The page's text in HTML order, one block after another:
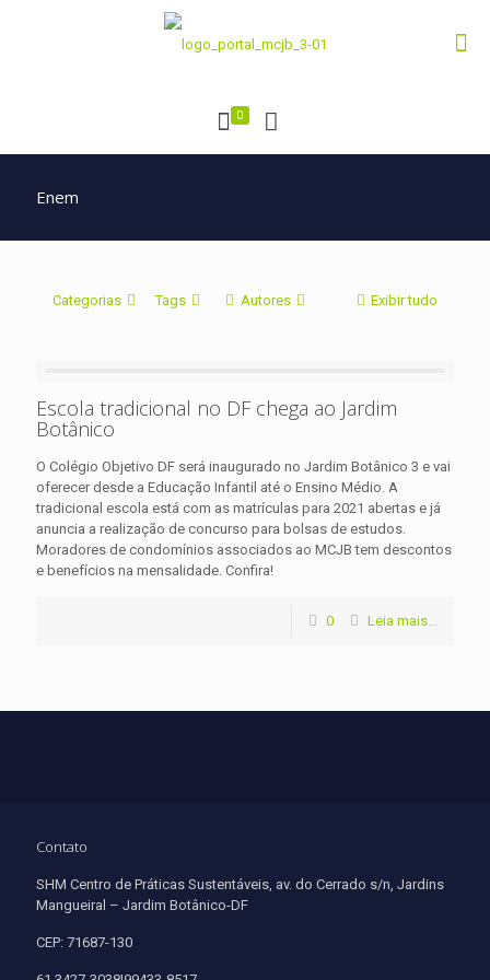
0
Enem
Categorias Tags Autores Exibir tudo
Escola tradicional no DF chega ao Jardim
Botânico
O Colégio Objetivo DF será inaugurado no Jardim Botânico 3 e vai
oferecer desde a Educação Infantil até o Ensino Médio. A
tradicional escola está com as matrículas para 2021 abertas e já
anuncia a realização de concurso para bolsas de estudos.
Moradores de condomínios associados ao MCJB tem descontos
e benefícios na mensalidade. Confira!
0 Leia mais...
Contato
SHM Centro de Práticas Sustentáveis, av. do Cerrado s/n, Jardins
Mangueiral – Jardim Botânico-DF
CEP: 71687-130